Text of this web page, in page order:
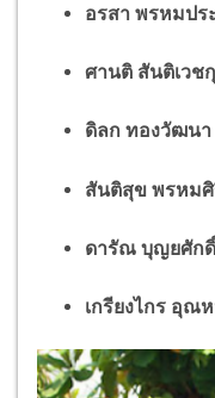
อรสา พรหมปร
ศานติ สันติเวช
ดิลก ทองวัฒนา
สันติสุข พรหมศิ
ดารัณ บุญยศัก
เกรียงไกร อุณ